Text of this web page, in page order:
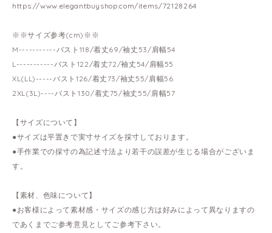
https://www.elegantbuyshop.com/items/72128264
※※サイズ参考(cm)※※
M-----------バスト118/着丈69/袖丈53/肩幅54
L-----------バスト122/着丈72/袖丈54/肩幅55
XL(LL)-----バスト126/着丈73/袖丈55/肩幅56
2XL(3L)----バスト130/着丈75/袖丈55/肩幅57
【サイズについて】
●サイズは平置きで実寸サイズを採寸しております。
●手作業での採寸の為記述寸法より若干の誤差が生じる場合がございま
す。
【素材、色味について】
●お客様によって素材感・サイズの感じ方は好みによって異なりますの
であくまでご参考意見としてご参考下さい。